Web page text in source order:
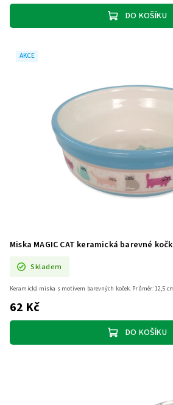
DO KOŠÍKU
AKCE
Miska MAGIC CAT keramická barevné
Skladem
62 Kč
DO KOŠÍKU
Keramická miska s motivem barevných koček. Průměr: 12,5